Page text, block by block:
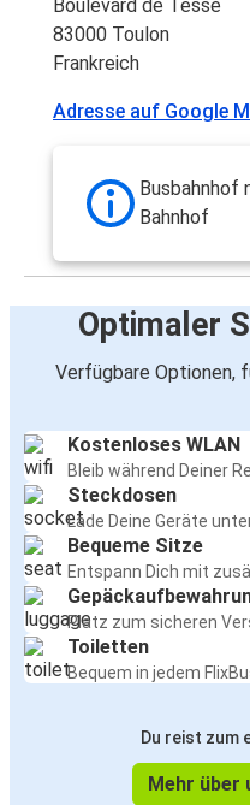
Boulevard de Tessé
83000 Toulon
Frankreich
Adresse auf Google
Busbahnhof
Bahnhof
Optimaler
Verfügbare Optionen,
Kostenloses WLAN
Bleib während Deiner
Steckdosen
Lade Deine Geräte
Bequeme Sitze
Entspann Dich mit
Platz zum sicheren
Toiletten
Bequem in jedem
Du reist zum
Mehr über